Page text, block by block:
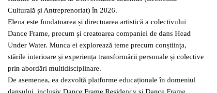
Culturală și Antreprenoriat) în 2026.
Elena este fondatoarea și directoarea artistică a colectivului
Dance Frame, precum și creatoarea companiei de dans Head
Under Water. Munca ei explorează teme precum conștiința,
stările interioare și experiența transformării personale și colective
prin abordări multidisciplinare.
De asemenea, ea dezvoltă platforme educaționale în domeniul